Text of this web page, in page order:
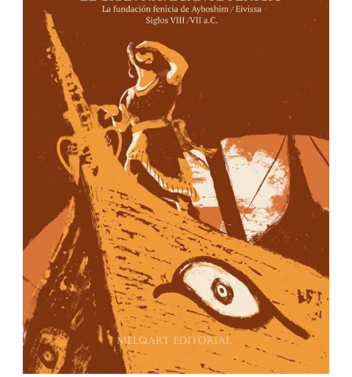
EDIZIONI IBIZA
PO Box No. 40
Ibiza – isole Baleari
07800 Spagna
info@ibizaeditions.com
illes@illes.cat
I NOSTRI WEBS
www.Ibiza-click.com
www.Ibiza-tickets.com
www.ibizaeditions.com
www.tvclick.es
www.destaka.net